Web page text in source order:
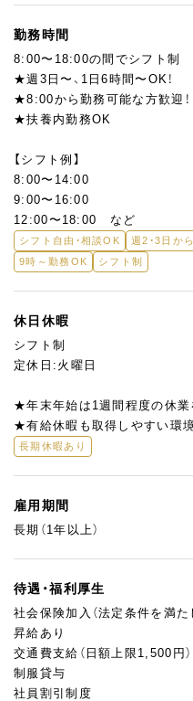
勤務時間
8:00〜18:00の間でシフト制
★週3日〜、1日6時間〜OK！
★8:00から勤務可能な方歓迎！
★扶養内勤務OK
【シフト例】
8:00〜14:00
9:00〜16:00
12:00〜18:00 など
シフト自由・相談OK 週2・3日か
9時～勤務OK
シフト制
休日休暇
シフト制
定休日:火曜日
★年末年始は1週間程度の休業
★有給休暇も取得しやすい環境
長期休暇あり
雇用期間
長期（1年以上）
待遇・福利厚生
社会保険加入（法定条件を満た
昇給あり
交通費支給（日額上限1,500円）
制服貸与
社員割引制度